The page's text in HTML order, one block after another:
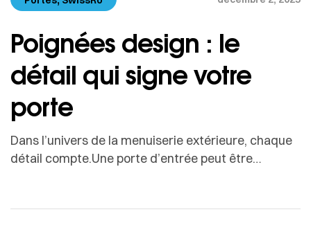
Poignées design : le
détail qui signe votre
porte
Dans l’univers de la menuiserie extérieure, chaque
détail compte.Une porte d’entrée peut être
regard.Plus qu’un simple accessoire fonctionnel, la